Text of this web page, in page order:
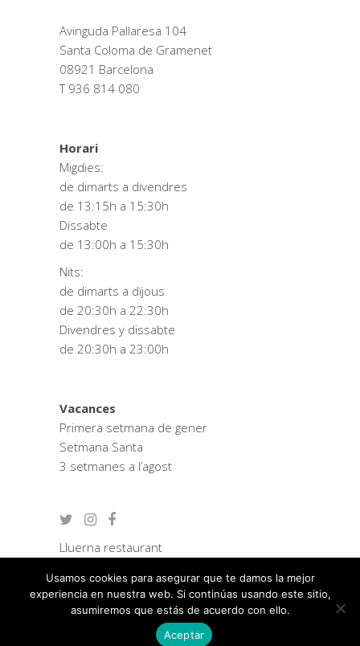
Avinguda Pallaresa 104
Santa Coloma de Gramenet
08921 Barcelona
T 936 814 080
Horari
Migdies:
de dimarts a divendres
de 13:15h a 15:30h
Dissabte
de 13:00h a 15:30h
Nits:
de dimarts a dijous
de 20:30h a 22:30h
Divendres y dissabte
de 20:30h a 23:00h
Vacances
Primera setmana de gener
Setmana Santa
3 setmanes a l’agost
Lluerna restaurant
Política de privacitat
Avís legal
Usamos cookies para asegurar que te damos la mejor
experiencia en nuestra web. Si continúas usando este sitio,
asumiremos que estás de acuerdo con ello.
Aceptar